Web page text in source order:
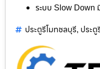
ระบบ Slow Down
ประตูรีโมทชลบุรี, ประตู